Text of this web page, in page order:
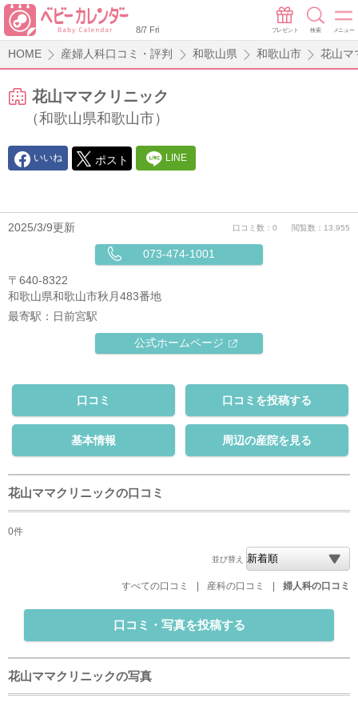
8/7 Fri プレゼント 検索 メニュー
HOME 産婦人科口コミ・評判 和歌山県 和歌山市 花山マ
花山ママクリニック
（和歌山県和歌山市）
いいね ポスト LINE
2025/3/9更新 口コミ数：0 閲覧数：13,955
073-474-1001
〒640-8322
和歌山県和歌山市秋月483番地
最寄駅： 日前宮駅
公式ホームページ
口コミ 口コミを投稿する
基本情報 周辺の産院を見る
花山ママクリニックの口コミ
0件
並び替え
すべての口コミ | 産科の口コミ | 婦人科の口コミ
口コミ・写真を投稿する
花山ママクリニックの写真